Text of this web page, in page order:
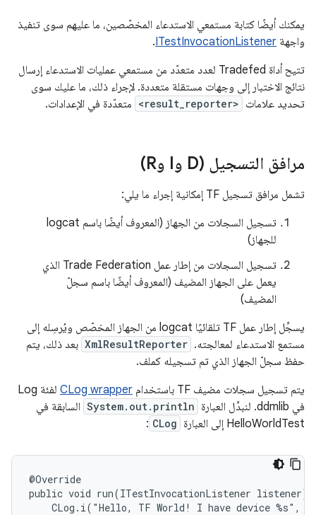
يمكنك أيضًا كتابة مستمعي الاستدعاء المخصّصين، ما عليهم سوى تنفيذ
واجهة ITestInvocationListener
.
تتيح أداة Tradefed لعدد متعدّد من مستمعي عمليات الاستدعاء إرسال
نتائج الاختبار إلى وجهات مستقلة متعددة. لإجراء ذلك، ما عليك سوى
تحديد علامات <result_reporter> متعدّدة في الإعدادات.
مرافق التسجيل (D وI وR)
تشمل مرافق تسجيل TF إمكانية إجراء ما يلي:
تسجيل السجلات من الجهاز (المعروف أيضًا باسم logcat
للجهاز)
تسجيل السجلات من إطار عمل Trade Federation الذي
يعمل على الجهاز المضيف (المعروف أيضًا باسم سجلّ
المضيف)
يسجِّل إطار عمل TF تلقائيًا logcat من الجهاز المخصّص ويُرسِله إلى
مستمع الاستدعاء لمعالجته. XmlResultReporter بعد ذلك، يتم
حفظ سجلّ الجهاز الذي تم تسجيله كملف.
يتم تسجيل سجلات مضيف TF باستخدام
CLog wrapper
لفئة Log
في ddmlib. لنبدِّل العبارة
System.out.println السابقة في
HelloWorldTest إلى العبارة
CLog
:
@Override
public void run(ITestInvocationListener listener)
CLog.i("Hello, TF World! I have device %s",